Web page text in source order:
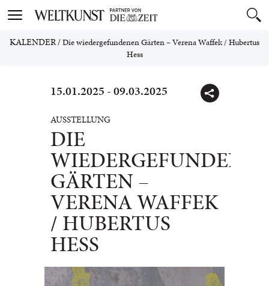
Toggle
KALENDER/Die wiedergefundenen Gärten – Verena Waffek / Hubertus
Hess
15.01.2025 - 09.03.2025
AUSSTELLUNG
DIE
GÄRTEN –
VERENA WAFFEK
/ HUBERTUS
HESS